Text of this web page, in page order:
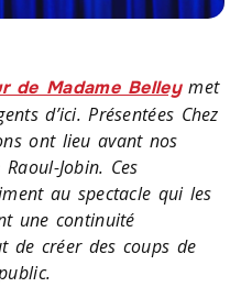
de Madame Belleymet
d’ici. Présentées Chez
ont lieu avant nos
Jobin. Ces
au spectacle qui les
une continuité
de créer des coups de